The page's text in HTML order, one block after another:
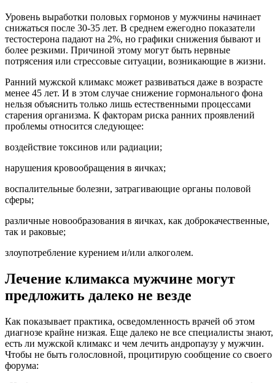
Уровень выработки половых гормонов у мужчины начинает
снижаться после 30-35 лет. В среднем ежегодно показатели
тестостерона падают на 2%, но графики снижения бывают и
более резкими. Причиной этому могут быть нервные
потрясения или стрессовые ситуации, возникающие в жизни.
Ранний мужской климакс может развиваться даже в возрасте
менее 45 лет. И в этом случае снижение гормонального фона
нельзя объяснить только лишь естественными процессами
старения организма. К факторам риска ранних проявлений
проблемы относится следующее:
воздействие токсинов или радиации;
нарушения кровообращения в яичках;
воспалительные болезни, затрагивающие органы половой
сферы;
различные новообразования в яичках, как доброкачественные,
так и раковые;
злоупотребление курением и/или алкоголем.
Лечение климакса мужчине могут
предложить далеко не везде
Как показывает практика, осведомленность врачей об этом
диагнозе крайне низкая. Еще далеко не все специалисты знают,
есть ли мужской климакс и чем лечить андропаузу у мужчин.
Чтобы не быть голословной, процитирую сообщение со своего
форума: